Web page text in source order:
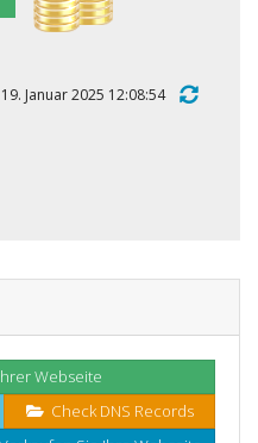
Januar 2025 12:08:54
Webseite
Check DNS Records